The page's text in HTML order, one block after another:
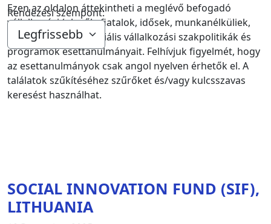
Rendezési szempont:
Ezen az oldalon áttekintheti a meglévő befogadó
vállalkozási (pl. nők, fiatalok, idősek, munkanélküliek,
bevándorlók) és szociális vállalkozási szakpolitikák és
programok esettanulmányait. Felhívjuk figyelmét, hogy
az esettanulmányok csak angol nyelven érhetők el. A
találatok szűkítéséhez szűrőket és/vagy kulcsszavas
keresést használhat.
SOCIAL INNOVATION FUND (SIF),
LITHUANIA